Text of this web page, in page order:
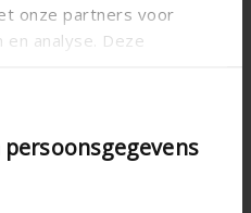
onze partners voor
analyse. Deze
ze heeft verstrekt of
basis van uw gebruik